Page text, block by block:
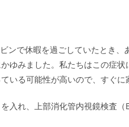
ンで休暇を過ごしていたとき
ゆみました。私たちはこの症
いる可能性が高いので、すぐに
入れ、上部消化管内視鏡検査